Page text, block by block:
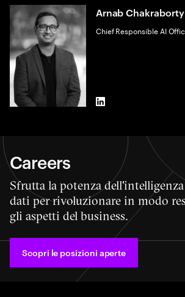
Arnab Chakraborty
Chief Responsible AI
LinkedIn
Careers
Sfrutta la potenza
dati per rivoluzionare in modo
gli aspetti del business.
Scopri le posizioni aperte